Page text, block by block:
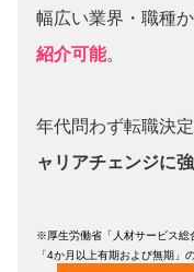
幅広い業界・職種
紹介可能。
年代問わず転職決定
ャリアチェンジに
※厚生労働省「人材サービス総
「4か月以上有期および無期